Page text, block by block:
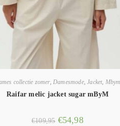
collectie zomer, Damesmode,Jacket, Mbym
Raifar melic jacket sugar mByM
€109,95 €54,98